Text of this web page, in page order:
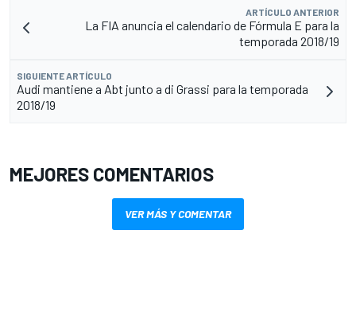
ARTÍCULO ANTERIOR
La FIA anuncia el calendario de Fórmula E para la
temporada 2018/19
SIGUIENTE ARTÍCULO
Audi mantiene a Abt junto a di Grassi para la temporada
2018/19
MEJORES COMENTARIOS
VER MÁS Y COMENTAR